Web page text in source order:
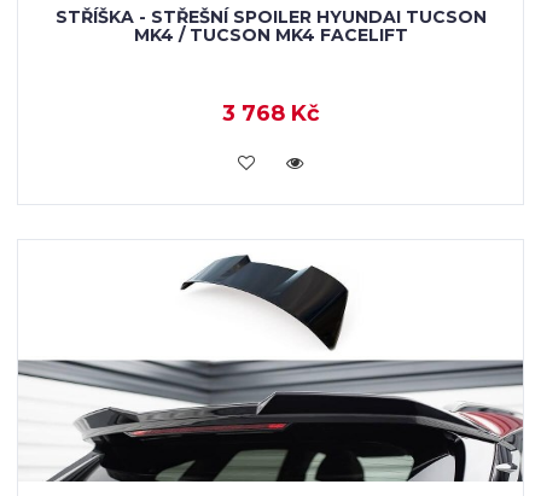
STŘÍŠKA - STŘEŠNÍ SPOILER HYUNDAI TUCSON
MK4 / TUCSON MK4 FACELIFT
3 768 Kč
KOUPIT